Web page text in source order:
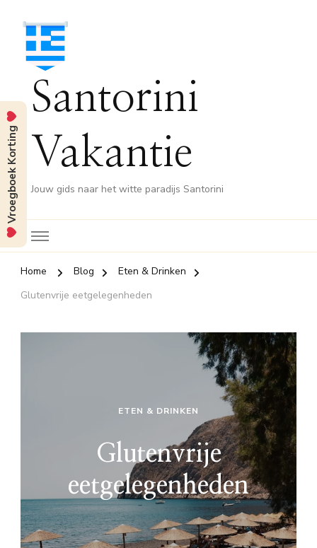
Santorini
Vakantie
Jouw gids naar het witte paradijs Santorini
Home Blog
Eten & Drinken
Glutenvrije eetgelegenheden
ETEN & DRINKEN
Glutenvrije
eetgelegenheden
Vroegboek Korting